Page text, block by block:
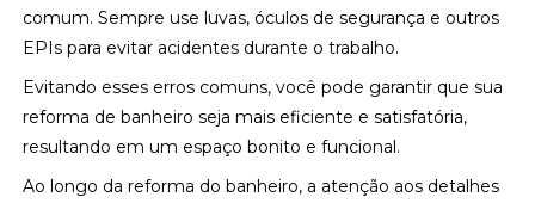
comum. Sempre use luvas, óculos de segurança e outros
EPIs para evitar acidentes durante o trabalho.
Evitando esses erros comuns, você pode garantir que sua
reforma de banheiro seja mais eficiente e satisfatória,
resultando em um espaço bonito e funcional.
Ao longo da reforma do banheiro, a atenção aos detalhes